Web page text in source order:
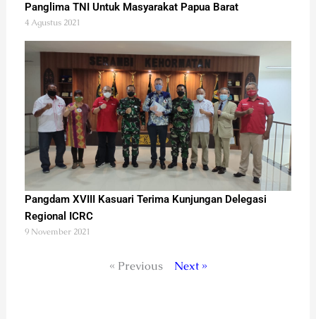
Panglima TNI Untuk Masyarakat Papua Barat
4 Agustus 2021
Pangdam XVIII Kasuari Terima Kunjungan Delegasi
Regional ICRC
9 November 2021
« Previous Next »